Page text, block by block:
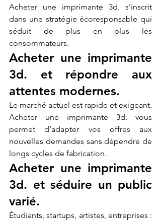
Acheter une imprimante 3d. s’inscrit
dans une stratégie écoresponsable qui
séduit de plus en plus les
consommateurs.
Acheter une imprimante
3d. et répondre aux
attentes modernes.
Le marché actuel est rapide et exigeant.
Acheter une imprimante 3d. vous
permet d’adapter vos offres aux
nouvelles demandes sans dépendre de
longs cycles de fabrication.
Acheter une imprimante
3d. et séduire un public
varié.
Étudiants, startups, artistes, entreprises :